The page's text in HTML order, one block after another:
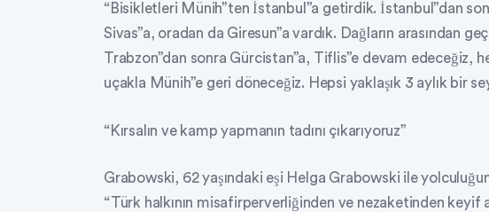
“Bisikletleri Münih”ten İstanbul”a getirdik. İstanbul”dan
Sivas”a, oradan da Giresun”a vardık. Dağların arasından
Trabzon”dan sonra Gürcistan”a, Tiflis”e devam edeceğiz,
uçakla Münih”e geri döneceğiz. Hepsi yaklaşık 3 aylık bir
“Kırsalın ve kamp yapmanın tadını çıkarıyoruz”
Grabowski, 62 yaşındaki eşi Helga Grabowski ile
“Türk halkının misafirperverliğinden ve nezaketinden keyif